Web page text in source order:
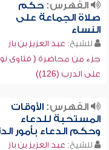
الفهرس:حكم
صلاة الجماعة على
النساء
للشيخ: عبد العزيز بن باز
جزء من محاضرة ( فتاوى
على الدرب (126))
الفهرس:الأوقات
المستحبة للدعاء
وحكم الدعاء بأمور
للشيخ: عبد العزيز بن باز